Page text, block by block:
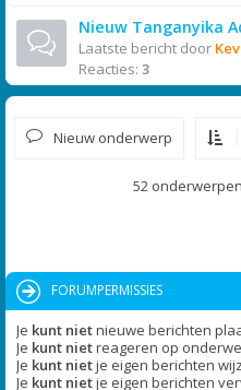
Nieuw Tanganyika
Laatste bericht door
Reacties: 3
Nieuw onderwerp
52 onderwerpen
FORUMPERMISSIES
Je kunt nietnieuwe berichten
Je kunt nietreageren op
Je kunt nietje eigen berichten
Je kunt nietje eigen berichten